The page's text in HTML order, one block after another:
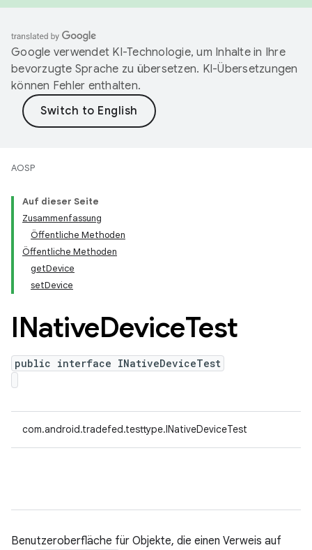
Google verwendet KI-Technologie, um Inhalte in Ihre
bevorzugte Sprache zu übersetzen. KI-Übersetzungen
können Fehler enthalten.
AOSP
Auf dieser Seite
Zusammenfassung
Öffentliche Methoden
Öffentliche Methoden
getDevice
setDevice
INativeDeviceTest
public interface INativeDeviceTest
com.android.tradefed.testtype.INativeDeviceTest
Benutzeroberfläche für Objekte, die einen Verweis auf